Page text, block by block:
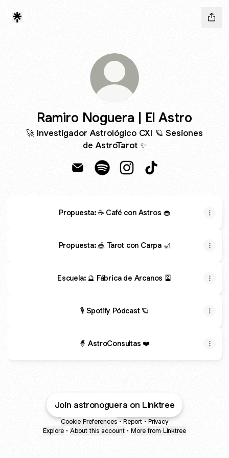
Ramiro Noguera | El Astro
🚀 Investigador Astrológico CXI 🪐 Sesiones
de AstroTarot ✨️
Propuesta: ☕ Café con Astros 🧁
Propuesta: 🎪 Tarot con Carpa 🎢
Escuela: 🔮 Fábrica de Arcanos 🎴
🎙️ Spotify Pódcast 🪐
🧙 AstroConsultas ❤️
Join astronoguera on Linktree
Cookie Preferences • Report • Privacy
Explore • About this account • More from Linktree